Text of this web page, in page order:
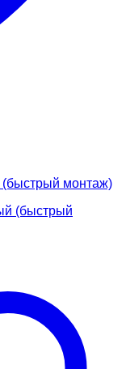
(быстрый монтаж)